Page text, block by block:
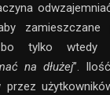
zamieszczane
bo tylko wtedy
na dłużej”.
przez